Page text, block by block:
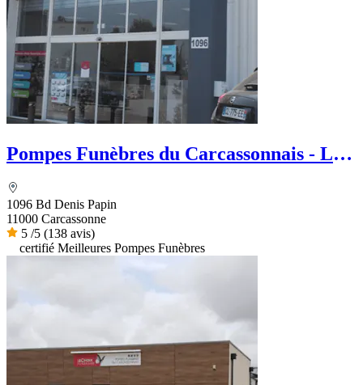
Pompes Funèbres du Carcassonnais - Le
1096 Bd Denis Papin
11000 Carcassonne
5 /5 (138 avis)
certifié Meilleures Pompes Funèbres